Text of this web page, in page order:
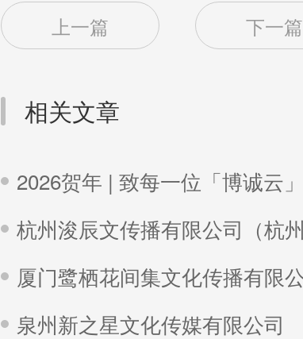
上一篇 下一篇
相关文章
泉州新之星文化传媒有限公司